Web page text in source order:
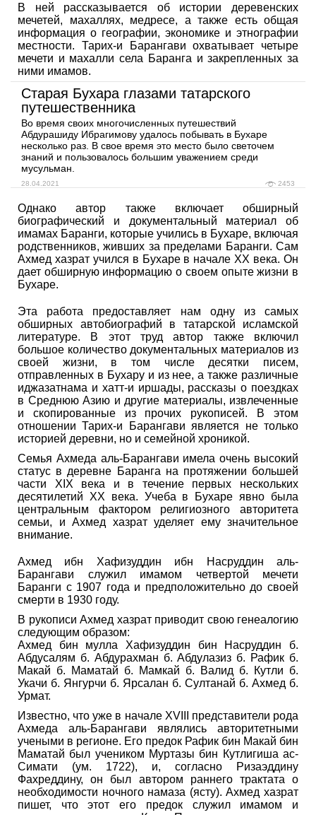
В ней рассказывается об истории деревенских
мечетей, махаллях, медресе, а также есть общая
информация о географии, экономике и этнографии
местности. Тарих-и Барангави охватывает четыре
мечети и махалли села Баранга и закрепленных за
ними имамов.
Старая Бухара глазами татарского
путешественника
Во время своих многочисленных путешествий
Абдурашиду Ибрагимову удалось побывать в Бухаре
несколько раз. В свое время это место было светочем
знаний и пользовалось большим уважением среди
мусульман.
28.04.2021 2453
Однако автор также включает обширный
биографический и документальный материал об
имамах Баранги, которые учились в Бухаре, включая
родственников, живших за пределами Баранги. Сам
Ахмед хазрат учился в Бухаре в начале XX века. Он
дает обширную информацию о своем опыте жизни в
Бухаре.
Эта работа предоставляет нам одну из самых
обширных автобиографий в татарской исламской
литературе. В этот труд автор также включил
большое количество документальных материалов из
своей жизни, в том числе десятки писем,
отправленных в Бухару и из нее, а также различные
иджазатнама и хатт-и иршады, рассказы о поездках
в Среднюю Азию и другие материалы, извлеченные
и скопированные из прочих рукописей. В этом
отношении Тарих-и Барангави является не только
историей деревни, но и семейной хроникой.
Семья Ахмеда аль-Барангави имела очень высокий
статус в деревне Баранга на протяжении большей
части XIX века и в течение первых нескольких
десятилетий XX века. Учеба в Бухаре явно была
центральным фактором религиозного авторитета
семьи, и Ахмед хазрат уделяет ему значительное
внимание.
Ахмед ибн Хафизуддин ибн Насруддин аль-
Барангави служил имамом четвертой мечети
Баранги с 1907 года и предположительно до своей
смерти в 1930 году.
В рукописи Ахмед хазрат приводит свою генеалогию
следующим образом:
Ахмед бин мулла Хафизуддин бин Насруддин б.
Абдусалям б. Абдурахман б. Абдулазиз б. Рафик б.
Макай б. Маматай б. Мамкай б. Валид б. Кутли б.
Укачи б. Янгурчи б. Ярсалан б. Султанай б. Ахмед б.
Урмат.
Известно, что уже в начале XVIII представители рода
Ахмеда аль-Барангави являлись авторитетными
учеными в регионе. Его предок Рафик бин Макай бин
Маматай был учеником Муртазы бин Кутлигиша ас-
Симати (ум. 1722), и, согласно Ризаэддину
Фахреддину, он был автором раннего трактата о
необходимости ночного намаза (ясту). Ахмед хазрат
пишет, что этот его предок служил имамом и